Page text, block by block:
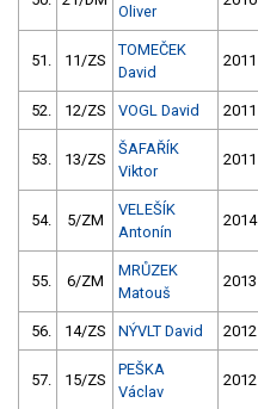
Oliver
51. 11/ZS
TOMEČEK
David
2011
52. 12/ZS VOGL David 2011
53. 13/ZS
ŠAFAŘÍK
Viktor
2011
54. 5/ZM
VELEŠÍK
Antonín
2014
55. 6/ZM
MRŮZEK
Matouš
2013
56. 14/ZS NÝVLT David 2012
57. 15/ZS
PEŠKA
Václav
2012